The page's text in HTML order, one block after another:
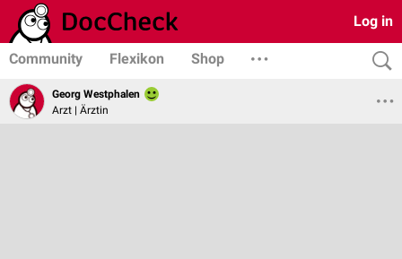
Log in
Community Flexikon Shop
Georg Westphalen
Arzt | Ärztin